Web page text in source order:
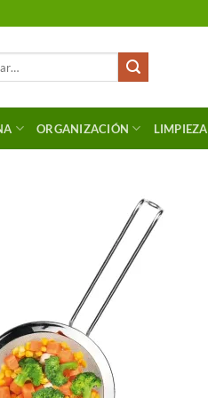
ORGANIZACIÓN LIMPIEZA